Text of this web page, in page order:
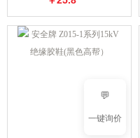
💬
一键询价